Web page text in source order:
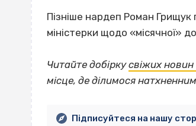
Пізніше нардеп Роман Грищук
міністерки щодо «місячної»
Читайте добіркусвіжих
місце, де ділимося
Підписуйтеся на нашу